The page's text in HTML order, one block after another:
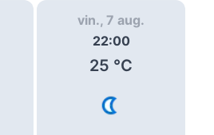
vin., 7 aug.
22:00
25 °C